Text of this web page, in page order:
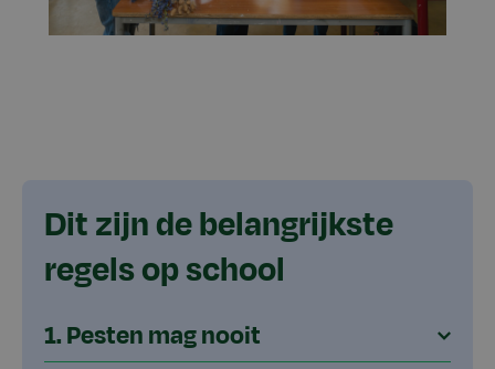
Dit zijn de belangrijkste
regels op school
1. Pesten mag nooit